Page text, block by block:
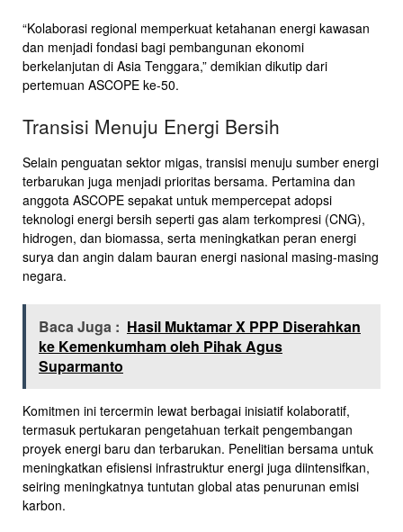
“Kolaborasi regional memperkuat ketahanan energi kawasan
dan menjadi fondasi bagi pembangunan ekonomi
berkelanjutan di Asia Tenggara,” demikian dikutip dari
pertemuan ASCOPE ke-50.
Transisi Menuju Energi Bersih
Selain penguatan sektor migas, transisi menuju sumber energi
terbarukan juga menjadi prioritas bersama. Pertamina dan
anggota ASCOPE sepakat untuk mempercepat adopsi
teknologi energi bersih seperti gas alam terkompresi (CNG),
hidrogen, dan biomassa, serta meningkatkan peran energi
surya dan angin dalam bauran energi nasional masing-masing
negara.
Baca Juga : Hasil Muktamar X PPP Diserahkan
ke Kemenkumham oleh Pihak Agus
Suparmanto
Komitmen ini tercermin lewat berbagai inisiatif kolaboratif,
termasuk pertukaran pengetahuan terkait pengembangan
proyek energi baru dan terbarukan. Penelitian bersama untuk
meningkatkan efisiensi infrastruktur energi juga diintensifkan,
seiring meningkatnya tuntutan global atas penurunan emisi
karbon.